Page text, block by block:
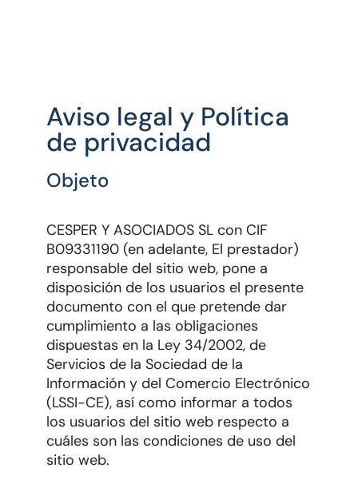
Aviso legal y Política
de privacidad
Objeto
CESPER Y ASOCIADOS SL con CIF
B09331190 (en adelante, El prestador)
responsable del sitio web, pone a
disposición de los usuarios el presente
documento con el que pretende dar
cumplimiento a las obligaciones
dispuestas en la Ley 34/2002, de
Servicios de la Sociedad de la
Información y del Comercio Electrónico
(LSSI-CE), así como informar a todos
los usuarios del sitio web respecto a
cuáles son las condiciones de uso del
sitio web.